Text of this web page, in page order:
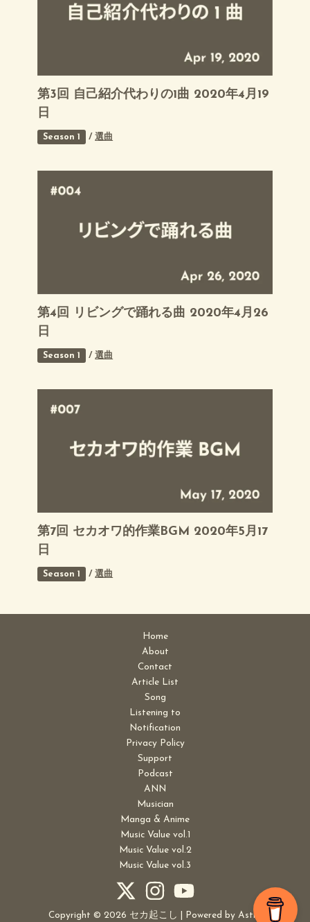
第3回 自己紹介代わりの1曲 2020年4月19
日
Season 1 /選曲
第4回 リビングで踊れる曲 2020年4月26
日
Season 1 /選曲
第7回 セカオワ的作業BGM 2020年5月17
日
Season 1 /選曲
Home
About
Contact
Article List
Song
Listening to
Notification
Privacy Policy
Support
Podcast
ANN
Musician
Manga & Anime
Music Value vol.1
Music Value vol.2
Music Value vol.3
Copyright © 2026 セカ起こし | Powered by Astra